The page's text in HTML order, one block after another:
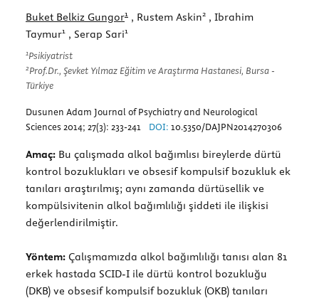
Buket Belkiz Gungor1 , Rustem Askin2 , Ibrahim
Taymur1 , Serap Sari1
1Psikiyatrist
2Prof.Dr., Şevket Yılmaz Eğitim ve Araştırma Hastanesi, Bursa -
Türkiye
Dusunen Adam Journal of Psychiatry and Neurological
Sciences 2014; 27(3): 233-241
DOI: 10.5350/DAJPN2014270306
Amaç: Bu çalışmada alkol bağımlısı bireylerde dürtü
kontrol bozuklukları ve obsesif kompulsif bozukluk ek
tanıları araştırılmış; aynı zamanda dürtüsellik ve
kompülsivitenin alkol bağımlılığı şiddeti ile ilişkisi
değerlendirilmiştir.
Yöntem: Çalışmamızda alkol bağımlılığı tanısı alan 81
erkek hastada SCID-I ile dürtü kontrol bozukluğu
(DKB) ve obsesif kompulsif bozukluk (OKB) tanıları